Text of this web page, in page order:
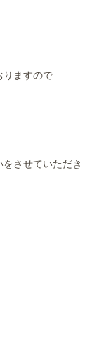
りますので
させていただき